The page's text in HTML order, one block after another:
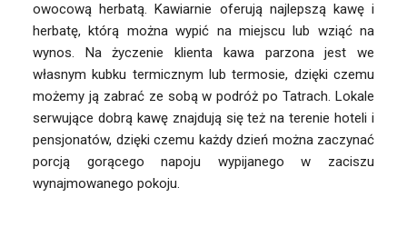
owocową herbatą. Kawiarnie oferują najlepszą kawę i
herbatę, którą można wypić na miejscu lub wziąć na
wynos. Na życzenie klienta kawa parzona jest we
własnym kubku termicznym lub termosie, dzięki czemu
możemy ją zabrać ze sobą w podróż po Tatrach. Lokale
serwujące dobrą kawę znajdują się też na terenie hoteli i
pensjonatów, dzięki czemu każdy dzień można zaczynać
porcją gorącego napoju wypijanego w zaciszu
wynajmowanego pokoju.